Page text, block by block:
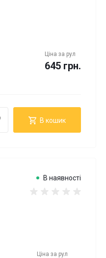
Ціна за рул
645 грн.
В кошик
В наявності
Ціна за рул